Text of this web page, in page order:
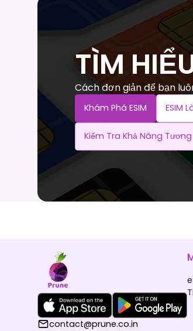
TÌM
Cách đơn giản để bạn
Khám Phá ESIM ESIM
Kiểm Tra Khả Năng
contact@prune.co.in